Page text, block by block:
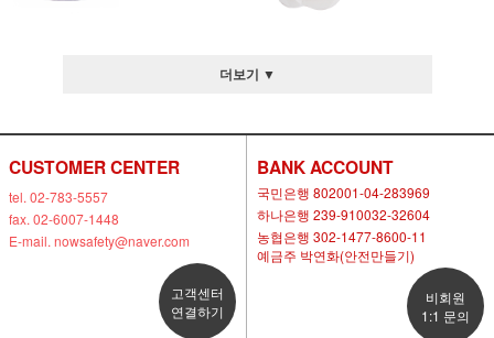
더보기 ▼
CUSTOMER CENTER
tel. 02-783-5557
fax. 02-6007-1448
E-mail. nowsafety@naver.com
고객센터
연결하기
BANK ACCOUNT
국민은행 802001-04-283969
하나은행 239-910032-32604
농협은행 302-1477-8600-11
예금주 박연화(안전만들기)
비회원
1:1 문의